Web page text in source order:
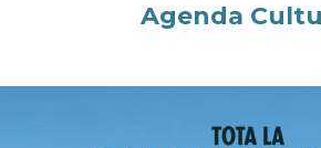
Agenda